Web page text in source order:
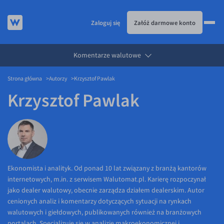
KURSY WALUT
Kursy walut
EUR/PLN
CHF/PLN
GBP/PLN
CZK/PLN
DKK/PLN
NOK/PLN
SEK/PLN
KARTA WIELOWALUTOWA
Karta wielowalutowa
PRZELEWY ZAGRANICZNE
DLA FIRM
Dla firm
API dla biznesu
Partnerstwa
Walutomat Business
Program Afiliacyjny
JAK TO DZIAŁA
Jak to działa
Prowizje i rabaty
Metody płatności
Banki i przelewy
BLOG
Blog
Aktualności
Komentarze walutowe
Zaloguj się Załóż darmowe konto
Komentarze walutowe
Strona główna Autorzy Krzysztof Pawlak
Krzysztof Pawlak
Ekonomista i analityk. Od ponad 10 lat związany z branżą kantorów
internetowych, m.in. z serwisem Walutomat.pl. Karierę rozpoczynał
jako dealer walutowy, obecnie zarządza działem dealerskim. Autor
cenionych analiz i komentarzy dotyczących sytuacji na rynkach
walutowych i giełdowych, publikowanych również na branżowych